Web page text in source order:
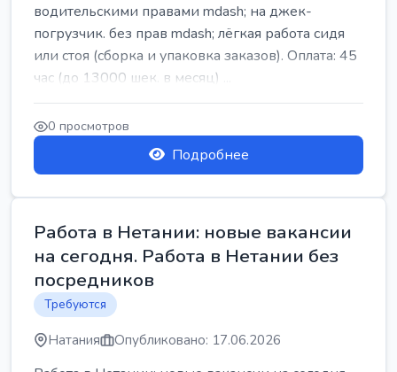
водительскими правами mdash; на джек-
погрузчик. без прав mdash; лёгкая работа сидя
или стоя (сборка и упаковка заказов). Оплата: 45
час (до 13000 шек. в месяц) ...
0 просмотров
Подробнее
Работа в Нетании: новые вакансии
на сегодня. Работа в Нетании без
посредников
Требуются
Натания Опубликовано: 17.06.2026